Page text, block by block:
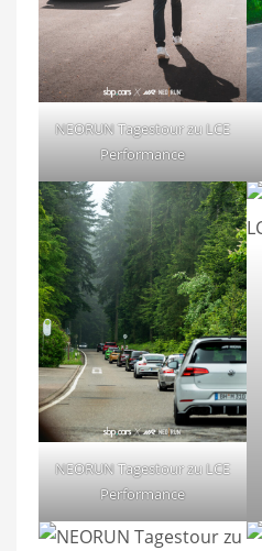
NEORUN Tagestour zu LCE
Performance
NEORUN Tagestour zu LCE
Performance